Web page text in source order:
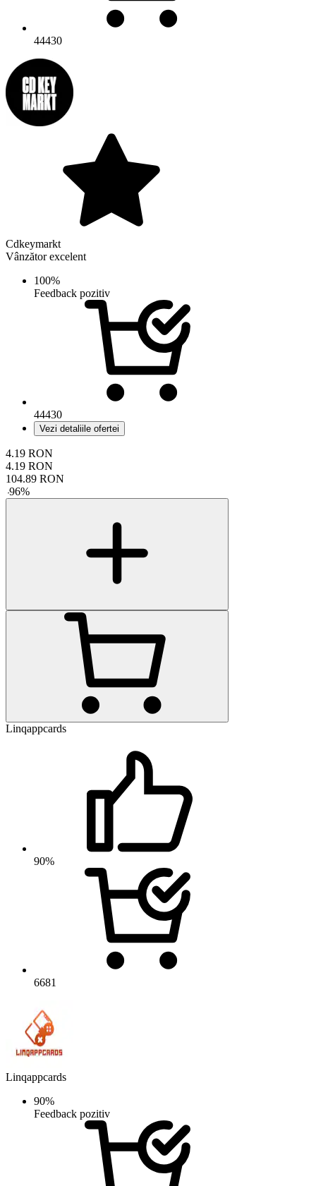
44430
Cdkeymarkt
Vânzător excelent
100%
Feedback pozitiv
44430
Vezi detaliile ofertei
4.19 RON
4.19 RON
104.89 RON
-96%
Linqappcards
90%
6681
Linqappcards
90%
Feedback pozitiv